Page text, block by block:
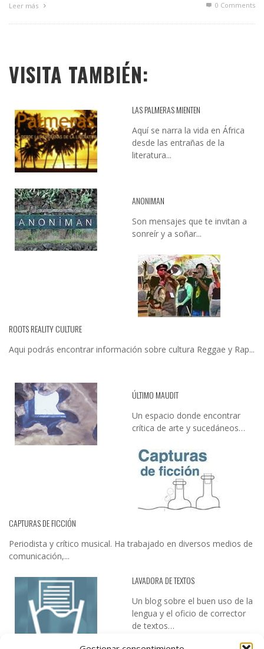
Leer más 0 Comments
VISITA TAMBIÉN:
LAS PALMERAS MIENTEN
Aquí se narra la vida en África
desde las entrañas de la
literatura...
ANONIMAN
Son mensajes que te invitan a
sonreír y a soñar...
ROOTS REALITY CULTURE
Aqui podrás encontrar información sobre cultura Reggae y Rap...
ÚLTIMO MAUDIT
Un espacio donde encontrar
crítica de arte y sucedáneos…
CAPTURAS DE FICCIÓN
Periodista y crítico musical. Ha trabajado en diversos medios de
comunicación,...
LAVADORA DE TEXTOS
Un blog sobre el buen uso de la
lengua y el oficio de corrector
de textos…